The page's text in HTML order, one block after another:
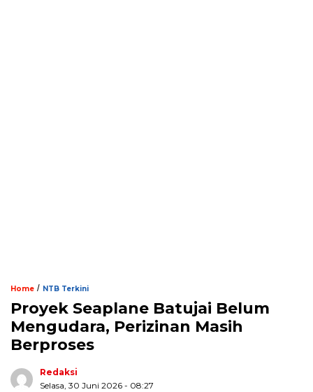
Home / NTB Terkini
Proyek Seaplane Batujai Belum
Mengudara, Perizinan Masih
Berproses
Redaksi
Selasa, 30 Juni 2026 - 08:27